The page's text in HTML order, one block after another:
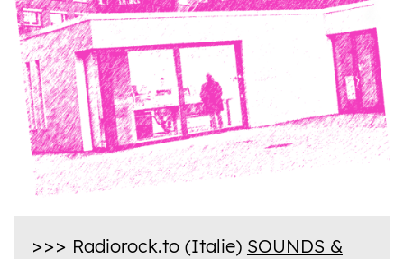
>>> Radiorock.to (Italie) SOUNDS &